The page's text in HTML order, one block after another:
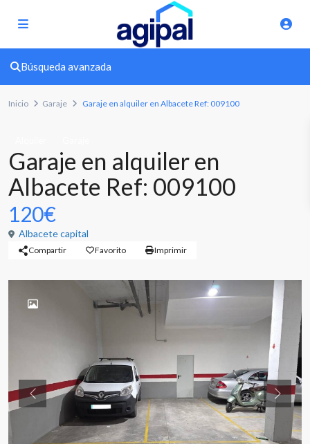
Búsqueda avanzada
Inicio Garaje Garaje en alquiler en Albacete Ref: 009100
Garaje en alquiler en
Albacete Ref: 009100
120€
Albacete capital
Compartir Favorito Imprimir
Previous